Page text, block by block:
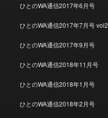
ひとのWA通信2017年6月号
ひとのWA通信2017年7月号 vol2
ひとのWA通信2017年9月号
ひとのWA通信2018年11月号
ひとのWA通信2018年1月号
ひとのWA通信2018年2月号